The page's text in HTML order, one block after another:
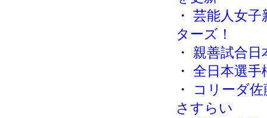
・ 芸能人女子
ターズ！
・ 親善試合
・ 全日本選手
・
コリーダ
さすらい